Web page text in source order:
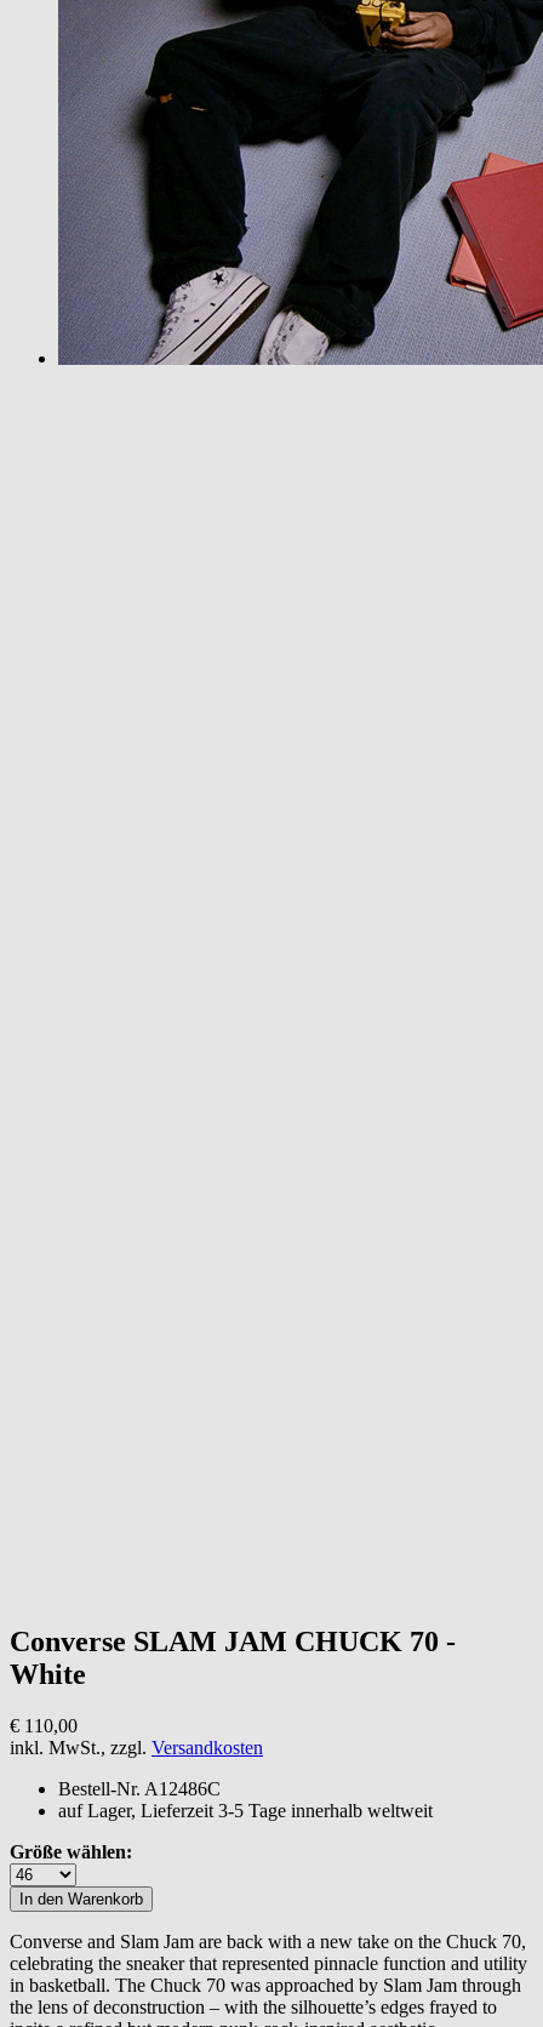
Converse SLAM JAM CHUCK 70 -
White
€ 110,00
inkl. MwSt., zzgl. Versandkosten
Bestell-Nr. A12486C
auf Lager, Lieferzeit 3-5 Tage innerhalb weltweit
Größe wählen:
Converse and Slam Jam are back with a new take on the Chuck 70,
celebrating the sneaker that represented pinnacle function and utility
in basketball. The Chuck 70 was approached by Slam Jam through
the lens of deconstruction – with the silhouette’s edges frayed to